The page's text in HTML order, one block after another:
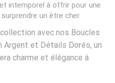
intemporel à offrir pour une
un être cher.
avec nos Boucles
Argent et Détails Dorés, un
charme et élégance à